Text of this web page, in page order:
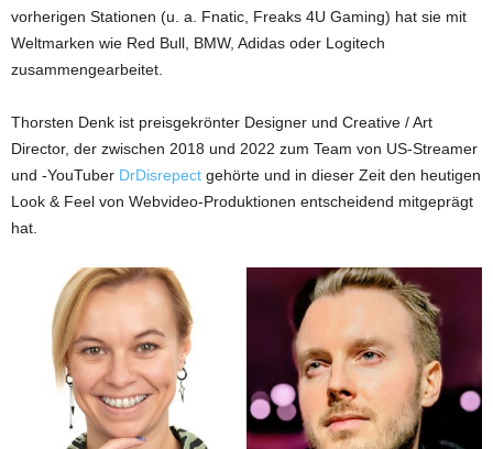
vorherigen Stationen (u. a. Fnatic, Freaks 4U Gaming) hat sie mit
Weltmarken wie Red Bull, BMW, Adidas oder Logitech
zusammengearbeitet.
Thorsten Denk ist preisgekrönter Designer und Creative / Art
Director, der zwischen 2018 und 2022 zum Team von US-Streamer
und -YouTuber DrDisrepect gehörte und in dieser Zeit den heutigen
Look & Feel von Webvideo-Produktionen entscheidend mitgeprägt
hat.